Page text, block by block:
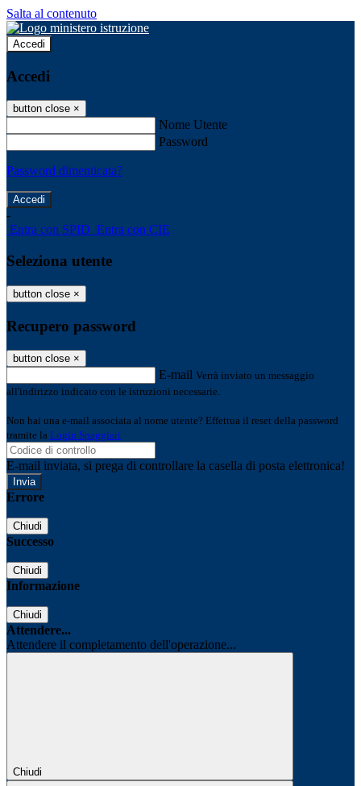
Salta al contenuto
Accedi
Accedi
button close ×
Nome Utente
Password
Password dimenticata?
-
Entra con SPID Entra con CIE
Seleziona utente
button close ×
Recupero password
button close ×
E-mail Verrà inviato un messaggio
all'indirizzo indicato con le istruzioni necessarie.
Non hai una e-mail associata al nome utente? Effettua il reset della password
tramite la Login Spaggiari
E-mail inviata, si prega di controllare la casella di posta elettronica!
Errore
Chiudi
Successo
Chiudi
Informazione
Chiudi
Attendere...
Attendere il completamento dell'operazione...
Chiudi